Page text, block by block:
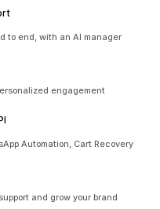
to end, with an AI manager
engagement
Automation, Cart Recovery
and grow your brand